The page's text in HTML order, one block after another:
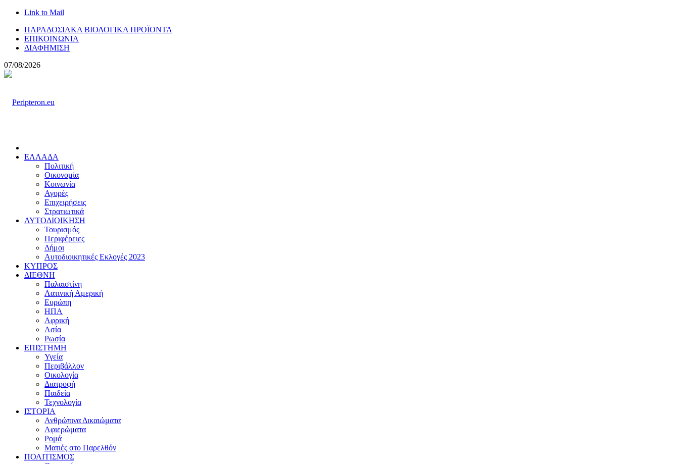
Link to Mail
ΠΑΡΑΔΟΣΙΑΚΑ ΒΙΟΛΟΓΙΚΑ ΠΡΟΪΟΝΤΑ
ΕΠΙΚΟΙΝΩΝΙΑ
ΔΙΑΦΗΜΙΣΗ
07/08/2026
ΕΛΛΑΔΑ
Πολιτική
Οικονομία
Κοινωνία
Αγορές
Επιχειρήσεις
Στρατιωτικά
ΑΥΤΟΔΙΟΙΚΗΣΗ
Τουρισμός
Περιφέρειες
Δήμοι
Αυτοδιοικητικές Εκλογές 2023
ΚΥΠΡΟΣ
ΔΙΕΘΝΗ
Παλαιστίνη
Λατινική Αμερική
Ευρώπη
ΗΠΑ
Αφρική
Ασία
Ρωσία
ΕΠΙΣΤΗΜΗ
Υγεία
Περιβάλλον
Οικολογία
Διατροφή
Παιδεία
Τεχνολογία
ΙΣΤΟΡΙΑ
Ανθρώπινα Δικαιώματα
Αφιερώματα
Ρομά
Ματιές στο Παρελθόν
ΠΟΛΙΤΙΣΜΟΣ